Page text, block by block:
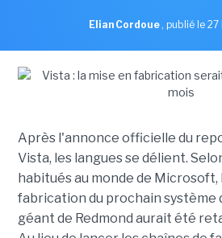
Elian Cordoue , publié le
Après l'annonce officielle du
Vista, les langues se délient.
habitués au monde de Microsoft,
fabrication du prochain système
géant de Redmond aurait été